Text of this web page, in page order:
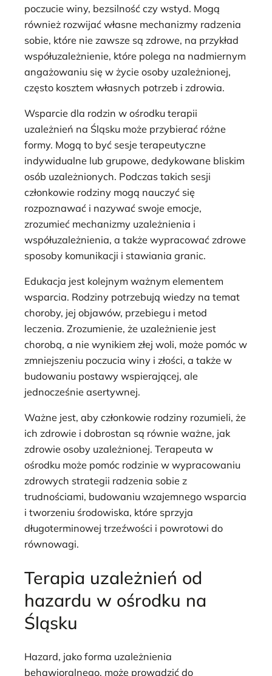
poczucie winy, bezsilność czy wstyd. Mogą
również rozwijać własne mechanizmy radzenia
sobie, które nie zawsze są zdrowe, na przykład
współuzależnienie, które polega na nadmiernym
angażowaniu się w życie osoby uzależnionej,
często kosztem własnych potrzeb i zdrowia.
Wsparcie dla rodzin w ośrodku terapii
uzależnień na Śląsku może przybierać różne
formy. Mogą to być sesje terapeutyczne
indywidualne lub grupowe, dedykowane bliskim
osób uzależnionych. Podczas takich sesji
członkowie rodziny mogą nauczyć się
rozpoznawać i nazywać swoje emocje,
zrozumieć mechanizmy uzależnienia i
współuzależnienia, a także wypracować zdrowe
sposoby komunikacji i stawiania granic.
Edukacja jest kolejnym ważnym elementem
wsparcia. Rodziny potrzebują wiedzy na temat
choroby, jej objawów, przebiegu i metod
leczenia. Zrozumienie, że uzależnienie jest
chorobą, a nie wynikiem złej woli, może pomóc w
zmniejszeniu poczucia winy i złości, a także w
budowaniu postawy wspierającej, ale
jednocześnie asertywnej.
Ważne jest, aby członkowie rodziny rozumieli, że
ich zdrowie i dobrostan są równie ważne, jak
zdrowie osoby uzależnionej. Terapeuta w
ośrodku może pomóc rodzinie w wypracowaniu
zdrowych strategii radzenia sobie z
trudnościami, budowaniu wzajemnego wsparcia
i tworzeniu środowiska, które sprzyja
długoterminowej trzeźwości i powrotowi do
równowagi.
Terapia uzależnień od
hazardu w ośrodku na
Śląsku
Hazard, jako forma uzależnienia
behawioralnego, może prowadzić do